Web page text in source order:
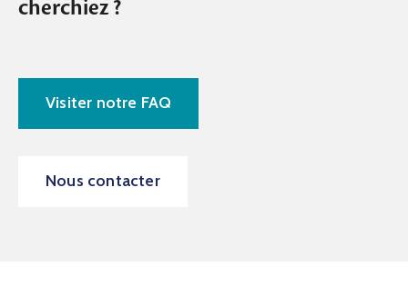
cherchiez ?
Visiter notre FAQ
Nous contacter